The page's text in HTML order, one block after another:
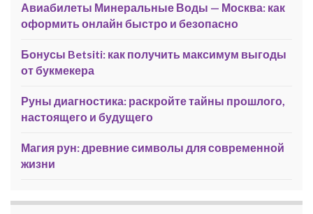
Авиабилеты Минеральные Воды — Москва: как
оформить онлайн быстро и безопасно
Бонусы Betsiti: как получить максимум выгоды
от букмекера
Руны диагностика: раскройте тайны прошлого,
настоящего и будущего
Магия рун: древние символы для современной
жизни